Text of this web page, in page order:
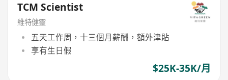
TCM Scientist
維特健靈
五天工作周，十三個月薪酬，額外津貼
享有生日假
$25K-35K/月